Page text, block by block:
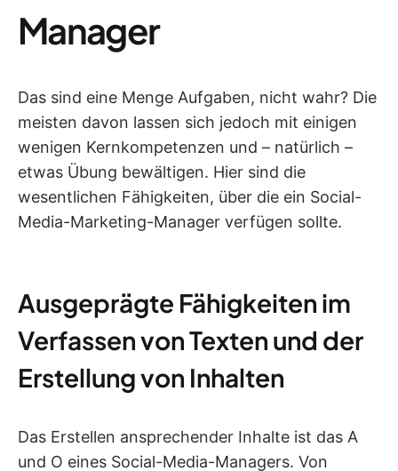
Manager
Das sind eine Menge Aufgaben, nicht wahr? Die
meisten davon lassen sich jedoch mit einigen
wenigen Kernkompetenzen und – natürlich –
etwas Übung bewältigen. Hier sind die
wesentlichen Fähigkeiten, über die ein Social-
Media-Marketing-Manager verfügen sollte.
Ausgeprägte Fähigkeiten im
Verfassen von Texten und der
Erstellung von Inhalten
Das Erstellen ansprechender Inhalte ist das A
und O eines Social-Media-Managers. Von